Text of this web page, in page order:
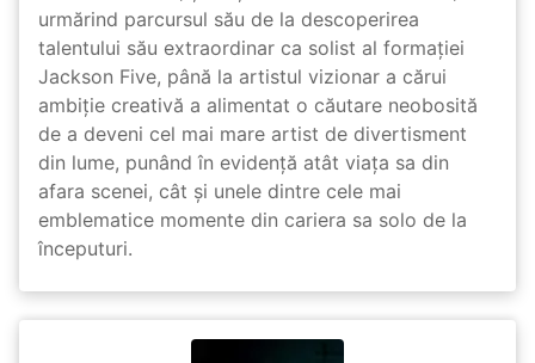
urmărind parcursul său de la descoperirea
talentului său extraordinar ca solist al formației
Jackson Five, până la artistul vizionar a cărui
ambiție creativă a alimentat o căutare neobosită
de a deveni cel mai mare artist de divertisment
din lume, punând în evidență atât viața sa din
afara scenei, cât și unele dintre cele mai
emblematice momente din cariera sa solo de la
începuturi.